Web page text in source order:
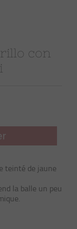
con
teinté de jaune
la balle un peu